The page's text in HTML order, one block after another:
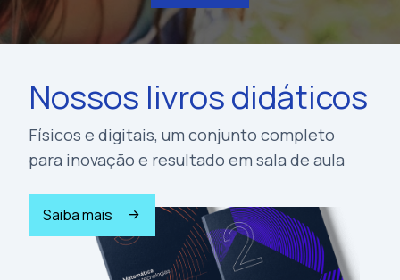
Nossos livros didáticos
Físicos e digitais, um conjunto completo
para inovação e resultado em sala de aula
Saiba mais